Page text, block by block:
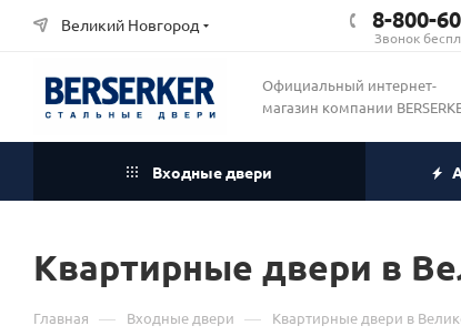
Великий Новгород 8-800-
Звонок
Официальный интернет-
магазин компании
Входные двери
Квартирные двери в
Главная — Входные двери — Квартирные двери в